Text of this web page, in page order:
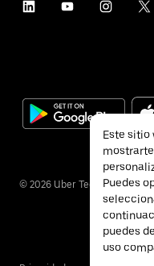
© 2026 Uber Technologies Inc.
Este sitio
Puedes
puedes
uso